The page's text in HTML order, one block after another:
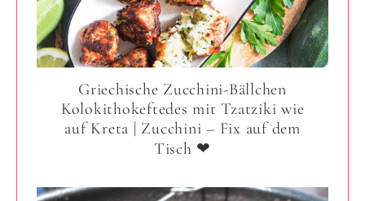
Griechische Zucchini-Bällchen
Kolokithokeftedes mit Tzatziki wie
auf Kreta | Zucchini – Fix auf dem
Tisch ❤